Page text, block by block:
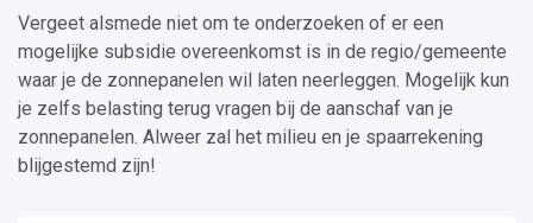
Vergeet alsmede niet om te onderzoeken of er een
mogelijke subsidie overeenkomst is in de regio/gemeente
waar je de zonnepanelen wil laten neerleggen. Mogelijk kun
je zelfs belasting terug vragen bij de aanschaf van je
zonnepanelen. Alweer zal het milieu en je spaarrekening
blijgestemd zijn!